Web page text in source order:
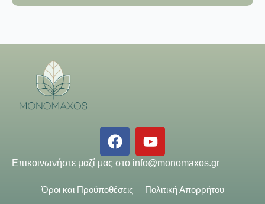
Επικοινωνήστε μαζί μας στο info@monomaxos.gr
Όροι και Προϋποθέσεις Πολιτική Απορρήτου